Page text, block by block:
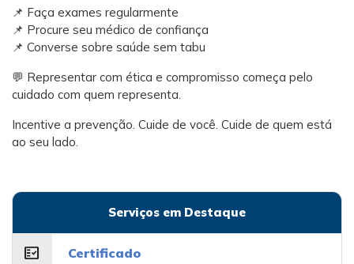
📌 Faça exames regularmente
📌 Procure seu médico de confiança
📌 Converse sobre saúde sem tabu
💬 Representar com ética e compromisso começa pelo
cuidado com quem representa.
Incentive a prevenção. Cuide de você. Cuide de quem está
ao seu lado.
Serviços em Destaque
fact_check Certificado